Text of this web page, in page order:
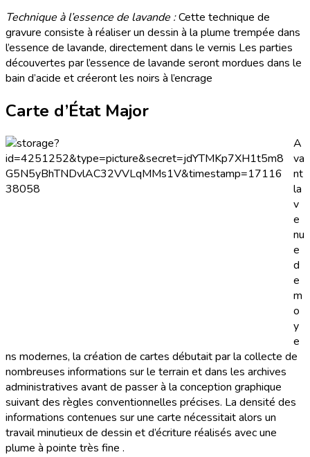
Technique à l’essence de lavande :Cette technique de
gravure consiste à réaliser un dessin à la plume trempée dans
l’essence de lavande, directement dans le vernis Les parties
découvertes par l’essence de lavande seront mordues dans le
bain d’acide et créeront les noirs à l’encrage
Carte d’État Major
A
va
nt
la
v
e
nu
e
d
e
m
o
y
e
ns modernes, la création de cartes débutait par la collecte de
nombreuses informations sur le terrain et dans les archives
administratives avant de passer à la conception graphique
suivant des règles conventionnelles précises. La densité des
informations contenues sur une carte nécessitait alors un
travail minutieux de dessin et d’écriture réalisés avec une
plume à pointe très fine .